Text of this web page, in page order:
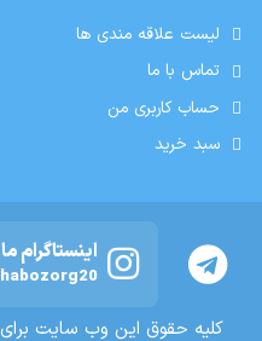
لیست علاقه مندی ها
تماس با ما
حساب کاربری من
سبد خرید
کلیه حقوق این وب سایت
اینستاگرام ما